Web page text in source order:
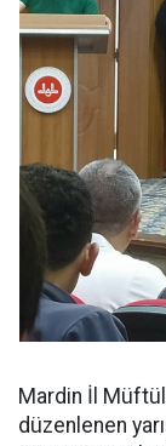
Mardin İl
düzenlenen